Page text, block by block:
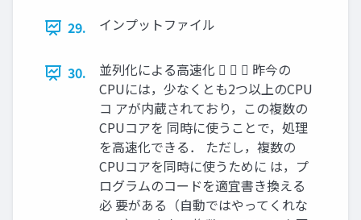
29. インプットファイル
30.
並列化による高速化    昨今の
CPUには，少なくとも2つ以上のCPU
コ アが内蔵されており，この複数の
CPUコアを 同時に使うことで，処理
を高速化できる． ただし，複数の
CPUコアを同時に使うために は，プ
ログラムのコードを適宜書き換える
必 要がある（自動ではやってくれな